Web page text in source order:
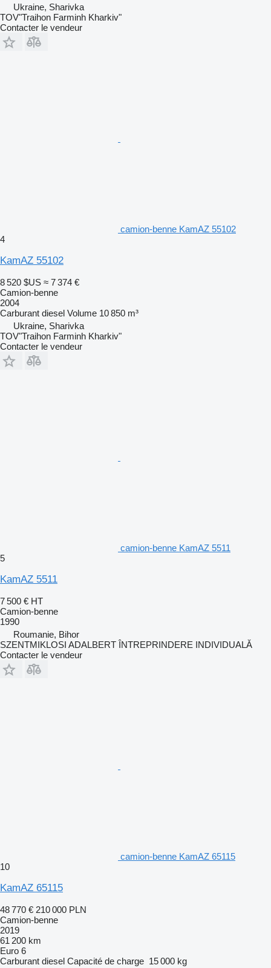
Ukraine, Sharivka
TOV"Traihon Farminh Kharkiv"
Contacter le vendeur
camion-benne KamAZ 55102
4
KamAZ 55102
8 520 $US ≈ 7 374 €
Camion-benne
2004
Carburant diesel Volume 10 850 m³
Ukraine, Sharivka
TOV"Traihon Farminh Kharkiv"
Contacter le vendeur
camion-benne KamAZ 5511
5
KamAZ 5511
7 500 € HT
Camion-benne
1990
Roumanie, Bihor
SZENTMIKLOSI ADALBERT ÎNTREPRINDERE INDIVIDUALĂ
Contacter le vendeur
camion-benne KamAZ 65115
10
KamAZ 65115
48 770 € 210 000 PLN
Camion-benne
2019
61 200 km
Euro 6
Carburant diesel Capacité de charge 15 000 kg